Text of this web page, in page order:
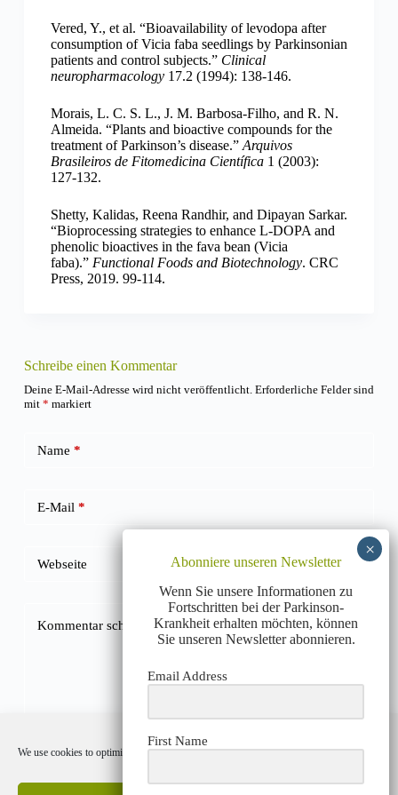
We use cookies to optimize our website and our service.
Vered, Y., et al. “Bioavailability of levodopa after
consumption of Vicia faba seedlings by Parkinsonian
patients and control subjects.” Clinical
neuropharmacology17.2 (1994): 138-146.
Morais, L. C. S. L., J. M. Barbosa-Filho, and R. N.
Almeida. “Plants and bioactive compounds for the
treatment of Parkinson’s disease.”Arquivos
Brasileiros de Fitomedicina Científica1 (2003):
127-132.
Shetty, Kalidas, Reena Randhir, and Dipayan Sarkar.
“Bioprocessing strategies to enhance L-DOPA and
phenolic bioactives in the fava bean (Vicia
faba).” Functional Foods and Biotechnology. CRC
Press, 2019. 99-114.
Schreibe einen Kommentar
Deine E-Mail-Adresse wird nicht veröffentlicht. Erforderliche Felder sind
mit * markiert
Name *
E-Mail *
Webseite
Kommentar schreiben*
Abonniere unseren Newsletter
Wenn Sie unsere Informationen zu
Fortschritten bei der Parkinson-
Krankheit erhalten möchten, können
Sie unseren Newsletter abonnieren.
Email Address
First Name